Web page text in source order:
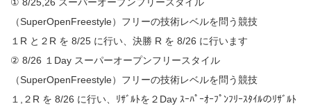
（SuperOpenFreestyle）フリーの技術レベルを問う競技
１R と２R を 8/25 に⾏い、決勝 R を 8/26 に⾏います
② 8/26 １Day スーパーオープンフリースタイル
（SuperOpenFreestyle）フリーの技術レベルを問う競技
１,２R を 8/26 に⾏い、ﾘｻﾞﾙﾄを２Day ｽｰﾊﾟｰｵｰﾌﾟﾝﾌﾘｰｽﾀｲﾙのﾘｻﾞﾙﾄ